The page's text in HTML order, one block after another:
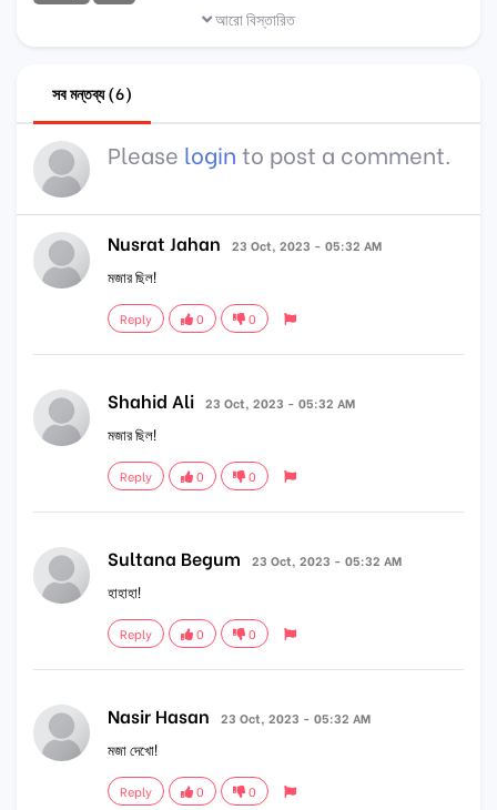
আরো বিস্তারিত
সব মন্তব্য (6)
Please login to post a comment.
Nusrat Jahan 23 Oct, 2023 - 05:32 AM
মজার ছিল!
Reply 0 0
Shahid Ali 23 Oct, 2023 - 05:32 AM
মজার ছিল!
Reply 0 0
Sultana Begum 23 Oct, 2023 - 05:32 AM
হাহাহা!
Reply 0 0
Nasir Hasan 23 Oct, 2023 - 05:32 AM
মজা দেখো!
Reply 0 0